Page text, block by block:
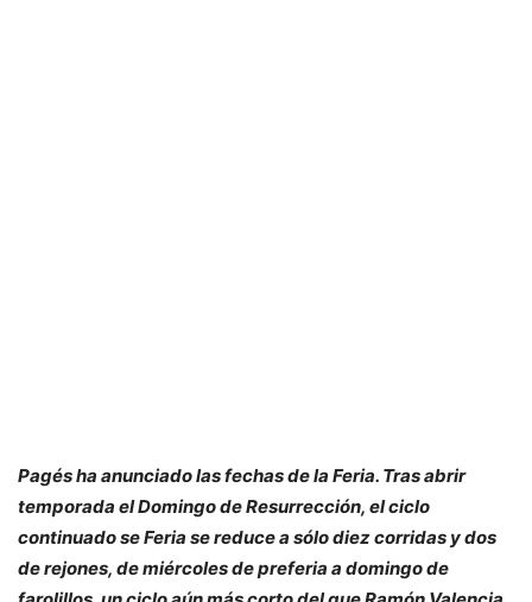
Pagés ha anunciado las fechas de la Feria. Tras abrir
temporada el Domingo de Resurrección, el ciclo
continuado se Feria se reduce a sólo diez corridas y dos
de rejones, de miércoles de preferia a domingo de